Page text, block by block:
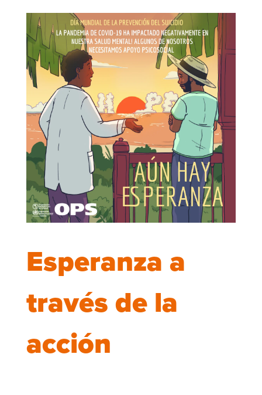
Esperanza a
través de la
acción